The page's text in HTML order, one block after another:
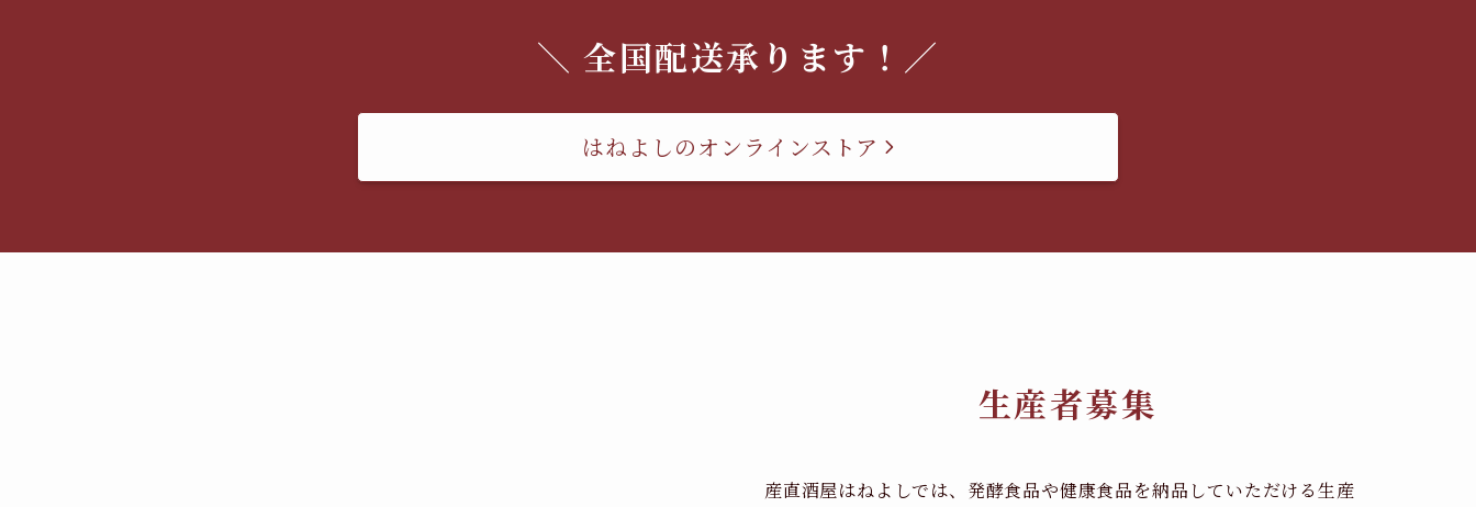
＼ 全国配送承ります！／
はねよしのオンラインストア
生産者募集
産直酒屋はねよしでは、発酵食品や健康食品を納品していただける生産